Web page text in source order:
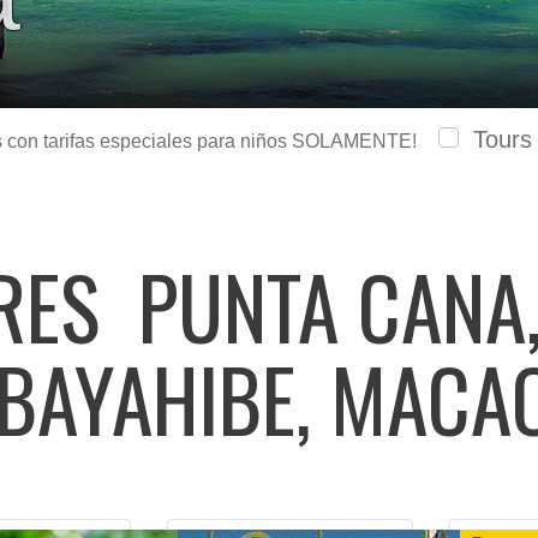
con tarifas especiales para niños SOLAMENTE!
PUNTA